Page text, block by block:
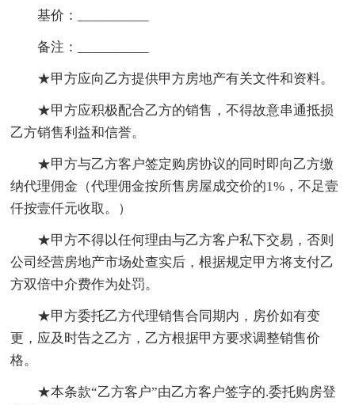
基价：__________
备注：__________
★甲方应向乙方提供甲方房地产有关文件和资料。
★甲方应积极配合乙方的销售，不得故意串通抵损
乙方销售利益和信誉。
★甲方与乙方客户签定购房协议的同时即向乙方缴
纳代理佣金（代理佣金按所售房屋成交价的1%，不足壹
仟按壹仟元收取。）
★甲方不得以任何理由与乙方客户私下交易，否则
公司经营房地产市场处查实后，根据规定甲方将支付乙
方双倍中介费作为处罚。
★甲方委托乙方代理销售合同期内，房价如有变
更，应及时告之乙方，乙方根据甲方要求调整销售价
格。
★本条款“乙方客户”由乙方客户签字的.委托购房登